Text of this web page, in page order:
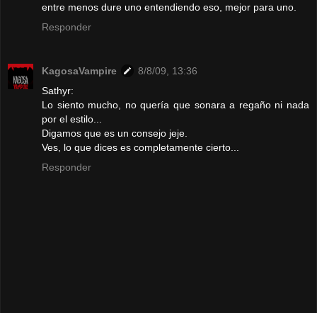
entre menos dure uno entendiendo eso, mejor para uno.
Responder
KagosaVampire
8/8/09, 13:36
Sathyr:
Lo siento mucho, no quería que sonara a regaño ni nada
por el estilo...
Digamos que es un consejo jeje.
Ves, lo que dices es completamente cierto...
Responder